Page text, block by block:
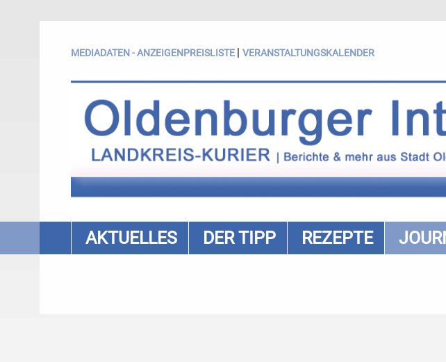
MEDIADATEN - ANZEIGENPREISLISTE | VERANSTALTUNGSKALENDER
AKTUELLES DER TIPP REZEPTE